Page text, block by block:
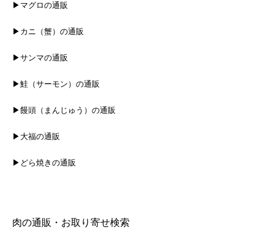
▶マグロの通販
▶カニ（蟹）の通販
▶サンマの通販
▶鮭（サーモン）の通販
▶饅頭（まんじゅう）の通販
▶大福の通販
▶どら焼きの通販
肉の通販・お取り寄せ検索